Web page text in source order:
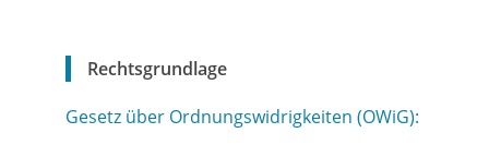
Rechtsgrundlage
Gesetz über Ordnungswidrigkeiten (OWiG):